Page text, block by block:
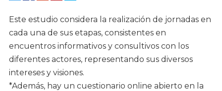
Este estudio considera la realización de jornadas en
cada una de sus etapas, consistentes en
encuentros informativos y consultivos con los
diferentes actores, representando sus diversos
intereses y visiones.
*Además, hay un cuestionario online abierto en la